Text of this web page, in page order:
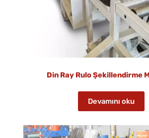
Din Ray Rulo Şekillendirme
Devamını oku